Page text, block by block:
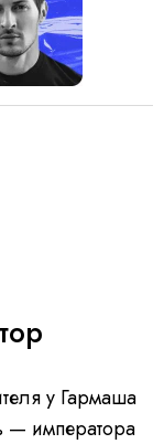
у Гармаша
— императора